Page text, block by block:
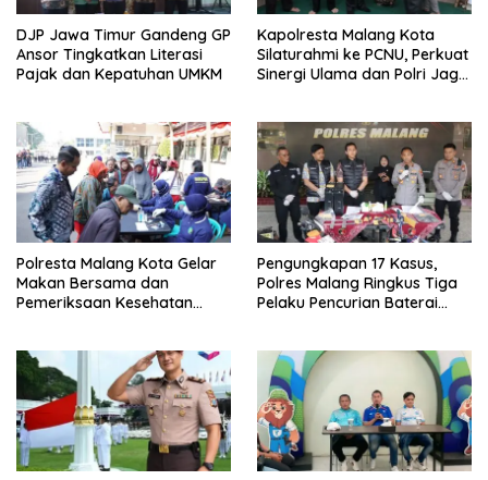
DJP Jawa Timur Gandeng GP
Ansor Tingkatkan Literasi
Pajak dan Kepatuhan UMKM
Kapolresta Malang Kota
Silaturahmi ke PCNU, Perkuat
Sinergi Ulama dan Polri Jaga
Polresta Malang Kota Gelar
Makan Bersama dan
Pemeriksaan Kesehatan
Pengungkapan 17 Kasus,
Polres Malang Ringkus Tiga
Pelaku Pencurian Baterai